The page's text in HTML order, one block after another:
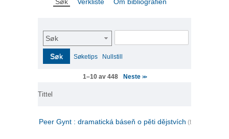
Søk
Søk Søketips Nullstill
1–10 av 448 Neste >>
Tittel
Peer Gynt : dramatická báseň o pěti dějstvích (tsjekkisk)